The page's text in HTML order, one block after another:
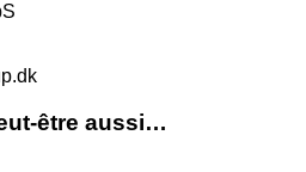
être aussi…